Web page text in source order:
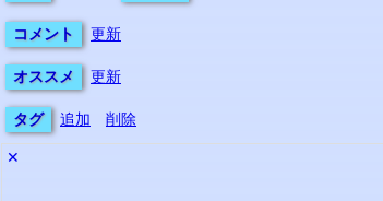
コメント 更新
オススメ 更新
タグ 追加 削除
✕